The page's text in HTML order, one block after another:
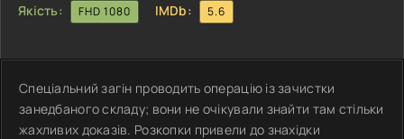
Якість:
FHD 1080 IMDb: 5.6
Спеціальний загін проводить операцію із зачистки
занедбаного складу; вони не очікували знайти там стільки
жахливих доказів. Розкопки привели до знахідки